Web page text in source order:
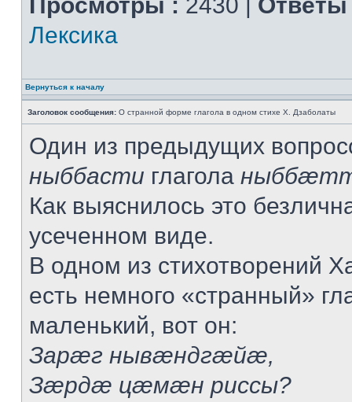
Лексика
Вернуться к началу
Заголовок сообщения: О странной форме глагола в одном стихе Х. Дзаболаты
Один из предыдущих
ныббасти глагола
Как выяснилось это
усеченном виде.
В одном из стихотворений
есть немного «странный»
маленький, вот он:
Зарæг нывæндгæйæ,
Зæрдæ цæмæн риссы?